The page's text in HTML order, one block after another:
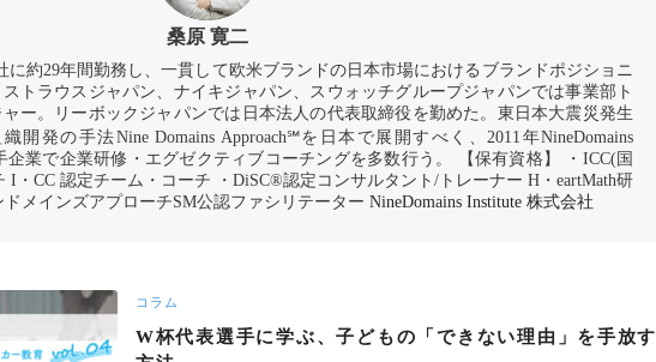
桑原 寛二
に約29年間勤務し、一貫して欧米ブランドの日本市場におけるブランドポジショニ
トラウスジャパン、ナイキジャパン、スウォッチグループジャパンでは事業部ト
ー。リーボックジャパンでは日本法人の代表取締役を勤めた。東日本大震災発生
開発の手法Nine Domains Approach℠を日本で展開すべく、2011年NineDomains
企業で企業研修・エグゼクティブコーチングを多数行う。 【保有資格】 ・ICC(国
I・CC 認定チーム・コーチ ・DiSC®認定コンサルタント/トレーナー H・eartMath研
メインズアプローチSM公認ファシリテーター NineDomains Institute 株式会社
コラム
W杯代表選手に学ぶ、子どもの「できない理由」を手放す